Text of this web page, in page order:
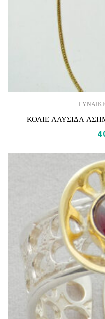
ΚΟΛΙΕ ΑΛΥΣΙΔΑ